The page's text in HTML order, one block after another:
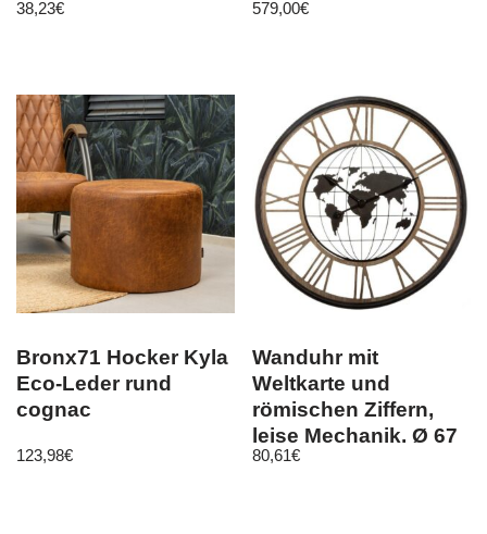
Haken, 6 Magnete
38,23€ Polstermöbel
579,00€
Bronx71 Hocker Kyla
Eco-Leder rund
cognac
123,98€
Wanduhr mit
Weltkarte und
römischen Ziffern,
leise Mechanik, Ø 67
cm – Atmosphera
80,61€